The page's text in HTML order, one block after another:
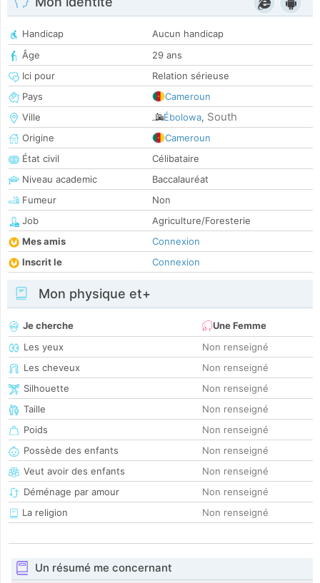
Handicap
Aucun handicap
Âge
29 ans
Ici pour
Relation sérieuse
Pays
Cameroun
Ville
Ébolowa, South
Origine
Cameroun
État civil
Célibataire
Niveau academic
Baccalauréat
Fumeur
Non
Job
Agriculture/Foresterie
Mes amis
Connexion
Inscrit le
Connexion
Mon physique et+
Je cherche
Une Femme
Les yeux
Non renseigné
Les cheveux
Non renseigné
Silhouette
Non renseigné
Taille
Non renseigné
Poids
Non renseigné
Possède des enfants
Non renseigné
Veut avoir des enfants
Non renseigné
Déménage par amour
Non renseigné
La religion
Non renseigné
Un résumé me concernant